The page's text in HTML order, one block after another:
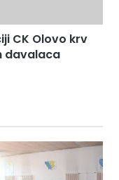
CK Olovo krv
davalaca